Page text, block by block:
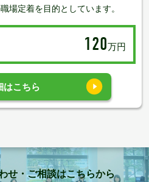
場定着を目的としています。
120万円
はこちら
せ・ご相談はこちらから